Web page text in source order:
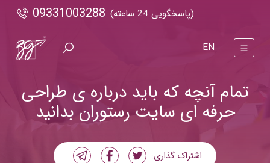
(پاسخگویی 24 ساعته) 09331003288
EN
تمام آنچه که باید درباره ی طراحی
حرفه ای سایت رستوران بدانید
اشتراک گذاری: